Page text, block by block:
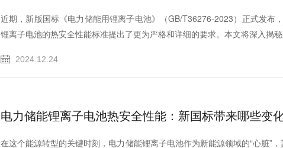
近期，新版国标《电力储能用锂离子电池》（GB/T36276-2023）正式发布
锂离子电池的热安全性能标准提出了更为严格和详细的要求。本文将深入揭
2024.12.24
电力储能锂离子电池热安全性能：新国标带来哪些变
在这个能源转型的关键时刻，电力储能锂离子电池作为新能源领域的“心脏”